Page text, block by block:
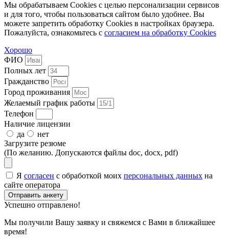
Мы обрабатываем Cookies с целью персонализации сервисов
и для того, чтобы пользоваться сайтом было удобнее. Вы
можете запретить обработку Cookies в настройках браузера.
Пожалуйста, ознакомьтесь с согласием на обработку Cookies
Хорошо
ФИО
Полных лет
Гражданство
Город проживания
Желаемый график работы
Телефон
Наличие лицензии
да
нет
Загрузите резюме
(По желанию. Допускаются файлы doc, docx, pdf)
Я согласен с обработкой моих персональных данных на
сайте оператора
Отправить анкету
Успешно отправлено!
Мы получили Вашу заявку и свяжемся с Вами в ближайшее
время!